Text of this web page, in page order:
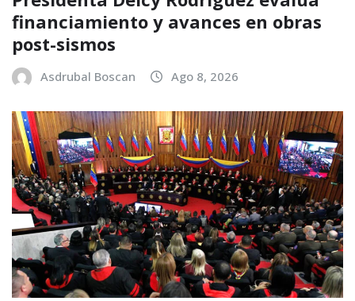
financiamiento y avances en obras
post-sismos
Asdrubal Boscan Ago 8, 2026